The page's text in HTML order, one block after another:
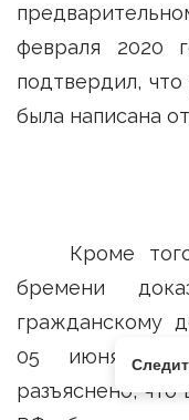
февраля 2020
подтвердил,
была написана
Кроме
бремени
гражданскому
05 июня
разъяснено, что